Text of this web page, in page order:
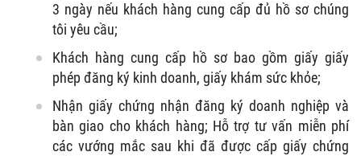
3 ngày nếu khách hàng cung cấp đủ hồ sơ chúng
tôi yêu cầu;
Khách hàng cung cấp hồ sơ bao gồm giấy giấy
phép đăng ký kinh doanh, giấy khám sức khỏe;
Nhận giấy chứng nhận đăng ký doanh nghiệp và
bàn giao cho khách hàng; Hỗ trợ tư vấn miễn phí
các vướng mắc sau khi đã được cấp giấy chứng